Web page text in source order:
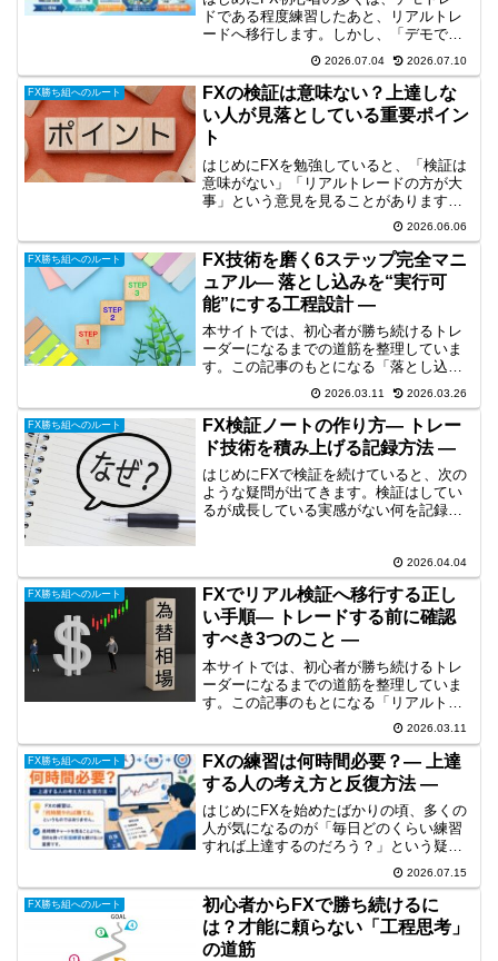
ドである程度練習したあと、リアルトレ
ードへ移行します。しかし、「デモでは
勝てていたのに、リアルでは勝てない」
という経験をする人は少なくありませ
ん。この違いから、「やっぱり自分には
才能がない」と思ってしま...
2026.07.04 2026.07.10
FX勝ち組へのルート
FXの検証は意味ない？上達しな
い人が見落としている重要ポイン
ト
はじめにFXを勉強していると、「検証は
意味がない」「リアルトレードの方が大
事」という意見を見ることがあります。
実際、検証しても勝てない時間ばかりか
かる何をやればいいのかわからないと感
じている方も多いと思います。しかし結
論から言うと、FXの検...
2026.06.06
FX勝ち組へのルート
FX技術を磨く6ステップ完全マニ
ュアル― 落とし込みを“実行可
能”にする工程設計 ―
本サイトでは、初心者が勝ち続けるトレ
ーダーになるまでの道筋を整理していま
す。この記事のもとになる「落とし込
み」の全体像については、下記で整理し
ています。👉初心者からFXで勝ち続ける
には？才能に頼らない「工程思考」の道
筋はじめに知識はある。ル...
2026.03.11 2026.03.26
FX勝ち組へのルート
FX検証ノートの作り方― トレー
ド技術を積み上げる記録方法 ―
はじめにFXで検証を続けていると、次の
ような疑問が出てきます。検証はしてい
るが成長している実感がない何を記録す
検証の記録が曖昧だからです。検証はや
り方だけでなく、記録の...
2026.04.04
FX勝ち組へのルート
FXでリアル検証へ移行する正し
い手順― トレードする前に確認
すべき3つのこと ―
本サイトでは、初心者が勝ち続けるトレ
ーダーになるまでの道筋を整理していま
す。この記事のもとになる「リアルトレ
ードへの移行」の全体像については、下
記で整理しています。👉初心者からFXで
勝ち続けるには？才能に頼らない「工程
思考」の道筋職人型トレ...
2026.03.11
FX勝ち組へのルート
FXの練習は何時間必要？― 上達
する人の考え方と反復方法 ―
はじめにFXを始めたばかりの頃、多くの
人が気になるのが「毎日どのくらい練習
すれば上達するのだろう？」という疑問
です。SNSでは、「1日5時間チャートを
見よう」「毎日100回検証しよう」といっ
た情報も見かけます。しかし、本当に上
達する人は、単...
2026.07.15
FX勝ち組へのルート
初心者からFXで勝ち続けるに
は？才能に頼らない「工程思考」
の道筋